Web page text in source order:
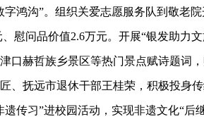
字鸿沟”。组织关爱志愿服务队到敬老
、慰问品价值2.6万元。开展“银发助力
口赫哲族乡景区等热门景点赋诗题词
、抚远市退休干部王桂荣，积极投身
遗传习”进校园活动，实现非遗文化“后继